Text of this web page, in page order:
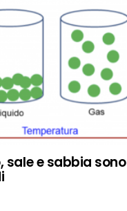
sale e sabbia sono